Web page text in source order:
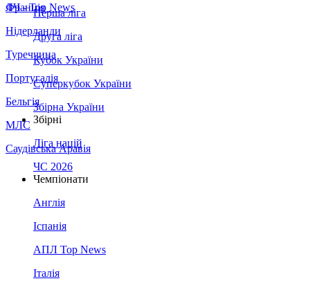
Франція
Нідерланди
Туреччина
Португалія
Бельгія
МЛС
Саудівська Аравія
ЛЧ - Top News
Перша ліга
Друга ліга
Кубок України
Суперкубок України
Збірна України
Збірні
Ліга націй
ЧС 2026
Чемпіонати
Англія
Іспанія
АПЛ Top News
Італія